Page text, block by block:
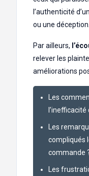
l’authenticité
ou une déception.
Par ailleurs,
relever les
améliorations
Les
Les
compliqués
commande
Les